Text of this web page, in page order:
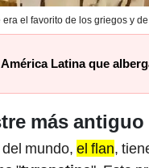
era el favorito de los griegos y
Latina que
más
mundo, el flan,